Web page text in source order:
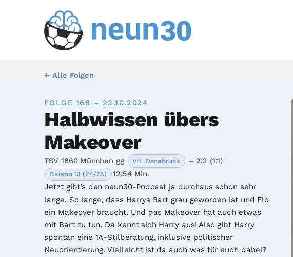
← Alle Folgen
FOLGE 168 – 23.10.2024
Halbwissen übers
Makeover
TSV 1860 München gg VfL Osnabrück – 2:2 (1:1)
Saison 13 (24/25)
12:54 Min.
Jetzt gibt’s den neun30-Podcast ja durchaus schon sehr
lange. So lange, dass Harrys Bart grau geworden ist und Flo
ein Makeover braucht. Und das Makeover hat auch etwas
mit Bart zu tun. Da kennt sich Harry aus! Also gibt Harry
spontan eine 1A-Stilberatung, inklusive politischer
Neuorientierung. Vielleicht ist da auch was für euch dabei?